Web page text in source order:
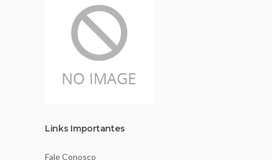
Links Importantes
Fale Conosco